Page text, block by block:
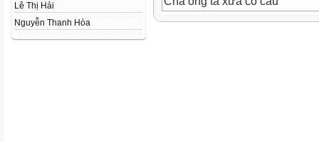
Lê Thị Hải
Nguyễn Thanh Hòa